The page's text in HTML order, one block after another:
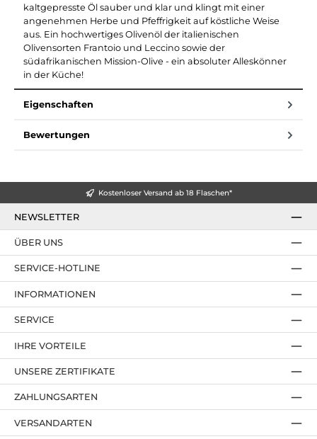
kaltgepresste Öl sauber und klar und klingt mit einer
angenehmen Herbe und Pfeffrigkeit auf köstliche Weise
aus. Ein hochwertiges Olivenöl der italienischen
Olivensorten Frantoio und Leccino sowie der
südafrikanischen Mission-Olive - ein absoluter Alleskönner
in der Küche!
Eigenschaften
Bewertungen
Kostenloser Versand ab 18 Flaschen*
NEWSLETTER
SERVICE-HOTLINE
IHRE VORTEILE
ZAHLUNGSARTEN
ÜBER UNS
UNSERE ZERTIFIKATE
INFORMATIONEN
SERVICE
VERSANDARTEN